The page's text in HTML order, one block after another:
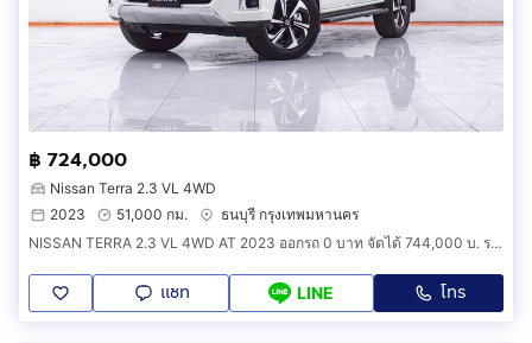
฿ 724,000
Nissan Terra 2.3 VL 4WD
2023
51,000 กม.
ธนบุรี กรุงเทพมหานคร
NISSAN TERRA 2.3 VL 4WD AT 2023 ออกรถ 0 บาท จัดได้ 744,000 บ. รหัสรถ 1F466
แชท LINE โทร